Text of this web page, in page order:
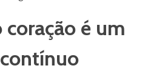
coração é um